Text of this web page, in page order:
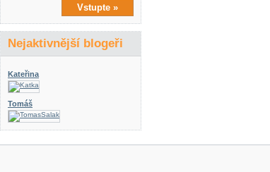
Vstupte »
Nejaktivnější blogeři
Kateřina
Tomáš